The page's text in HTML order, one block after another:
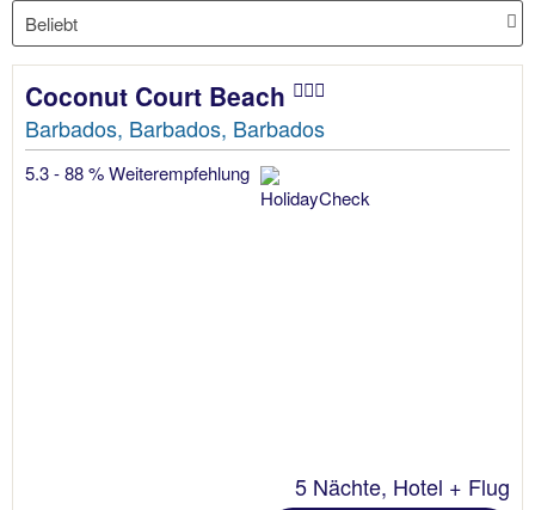
Coconut Court Beach
Barbados, Barbados, Barbados
5.3 - 88 % Weiterempfehlung
5 Nächte, Hotel + Flug